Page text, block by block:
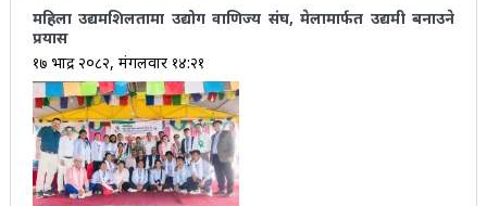
महिला उद्यमशिलतामा उद्योग वाणिज्य संघ, मेलामार्फत उद्यमी बनाउने
प्रयास
१७ भाद्र २०८२, मंगलवार १४:२१